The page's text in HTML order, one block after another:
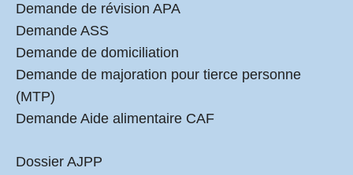
Demande de révision APA
Demande ASS
Demande de domiciliation
Demande de majoration pour tierce personne
(MTP)
Demande Aide alimentaire CAF
Dossier AJPP